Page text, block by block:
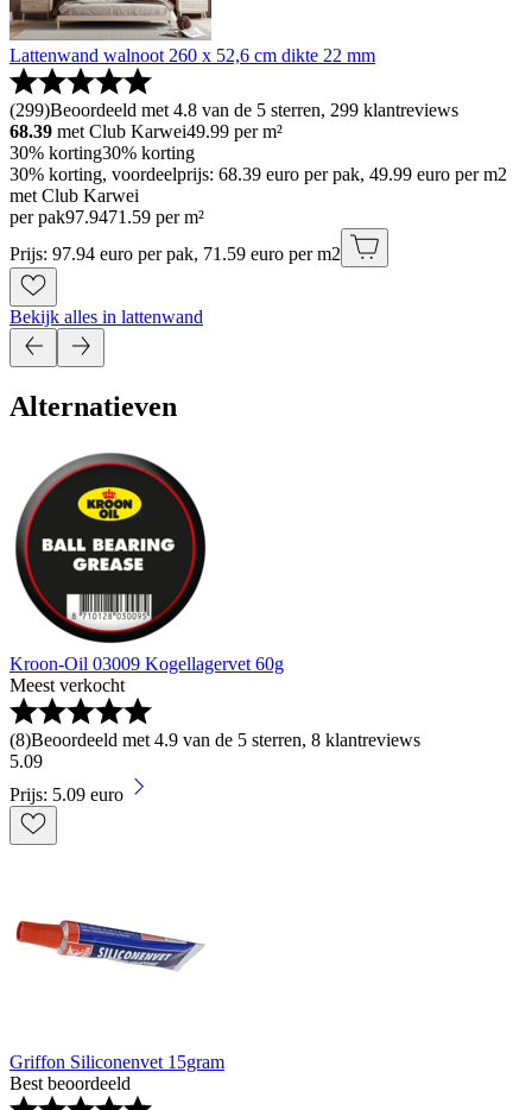
Lattenwand walnoot 260 x 52,6 cm dikte 22 mm
(299)Beoordeeld met 4.8 van de 5 sterren, 299 klantreviews
68.39 met Club Karwei49.99 per m²
30% korting30% korting
30% korting, voordeelprijs: 68.39 euro per pak, 49.99 euro per m2
met Club Karwei
per pak97.9471.59 per m²
Prijs: 97.94 euro per pak, 71.59 euro per m2
Bekijk alles in lattenwand
Alternatieven
Kroon-Oil 03009 Kogellagervet 60g
Meest verkocht
(8)Beoordeeld met 4.9 van de 5 sterren, 8 klantreviews
5.09
Prijs: 5.09 euro
Griffon Siliconenvet 15gram
Best beoordeeld